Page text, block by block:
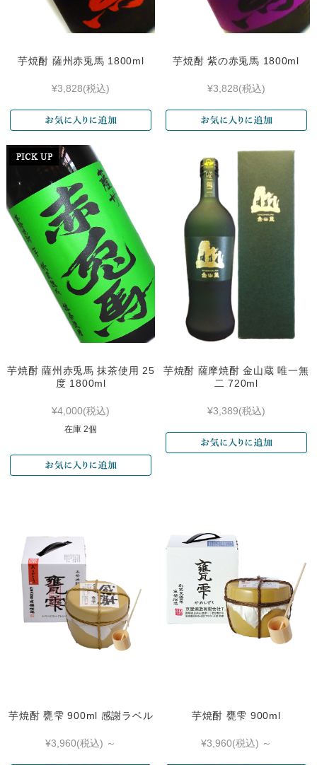
芋焼酎 薩州赤兎馬 1800ml
¥3,828(税込)
芋焼酎 紫の赤兎馬 1800ml
¥3,828(税込)
芋焼酎 薩州赤兎馬 抹茶使用 25
度 1800ml
¥4,000(税込)
在庫 2個
芋焼酎 薩摩焼酎 金山蔵 唯一無
二 720ml
¥3,389(税込)
芋焼酎 甕雫 900ml 感謝ラベル
¥3,960(税込) ～
芋焼酎 甕雫 900ml
¥3,960(税込) ～